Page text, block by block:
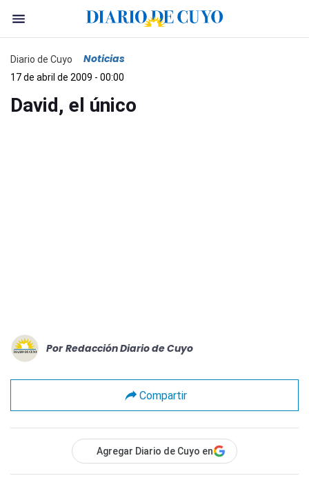
Diario de Cuyo Noticias
17 de abril de 2009 - 00:00
David, el único
Por Redacción Diario de Cuyo
Compartir
Agregar Diario de Cuyo en